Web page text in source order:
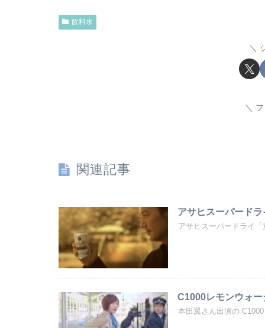
飲料水
関連記事
アサヒスーパード
アサヒスーパードライ
C1000レモンウォ
本田翼さん出演の